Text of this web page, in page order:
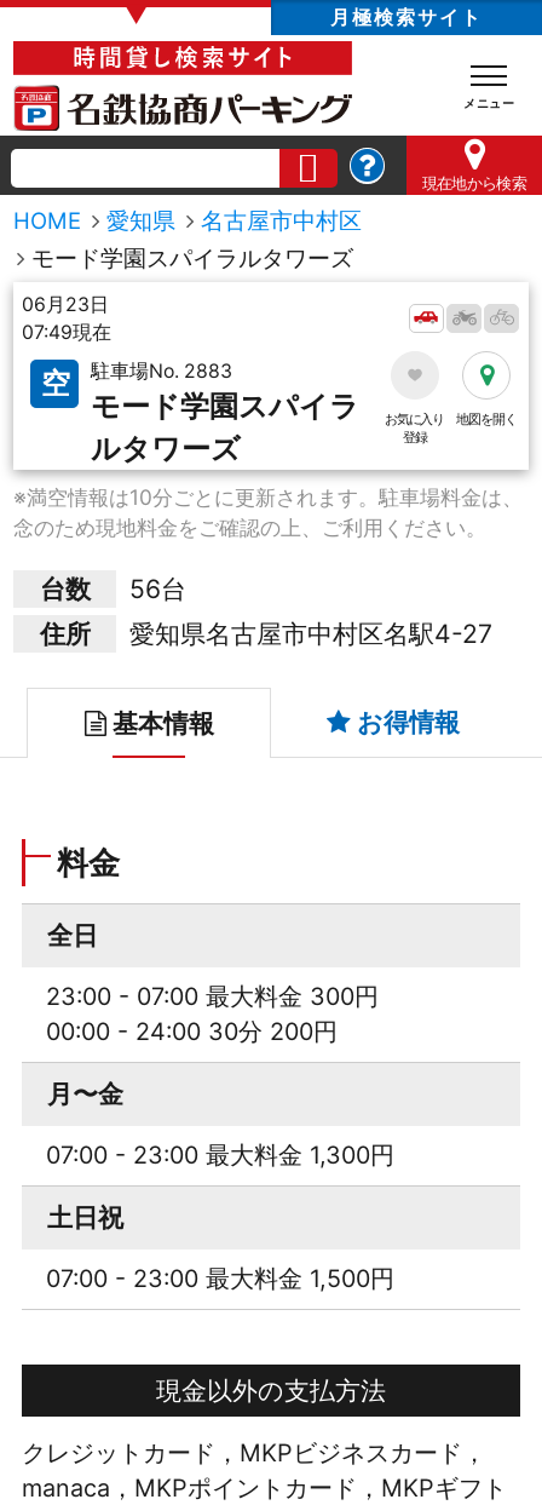
▼ 月極検索サイト
現在地から検索
HOME 愛知県
名古屋市中村区
モード学園スパイラルタワーズ
06月23日
07:49現在
空 駐車場No. 2883
モード学園スパイラ
ルタワーズ
お気に入り
登録
地図を開く
※満空情報は10分ごとに更新されます。駐車場料金は、
念のため現地料金をご確認の上、ご利用ください。
台数
56台
住所
愛知県名古屋市中村区名駅4-27
基本情報 お得情報
料金
全日
23:00 - 07:00 最大料金 300円
00:00 - 24:00 30分 200円
月〜金
07:00 - 23:00 最大料金 1,300円
土日祝
07:00 - 23:00 最大料金 1,500円
現金以外の支払方法
クレジットカード，MKPビジネスカード，
manaca，MKPポイントカード，MKPギフト